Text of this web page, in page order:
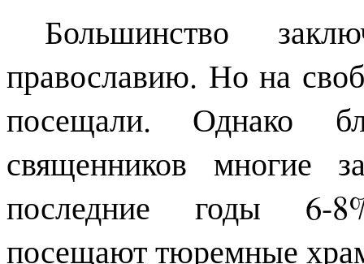
Большинство
православию. Но на
посещали. Однако
священников многие
последние годы 6-
посещают тюремные